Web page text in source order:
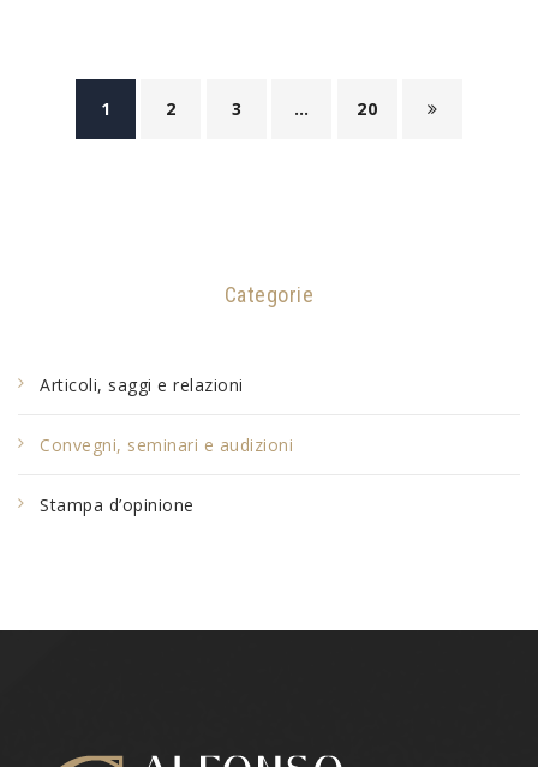
1 2 3 … 20
Categorie
Articoli, saggi e relazioni
Convegni, seminari e audizioni
Stampa d’opinione